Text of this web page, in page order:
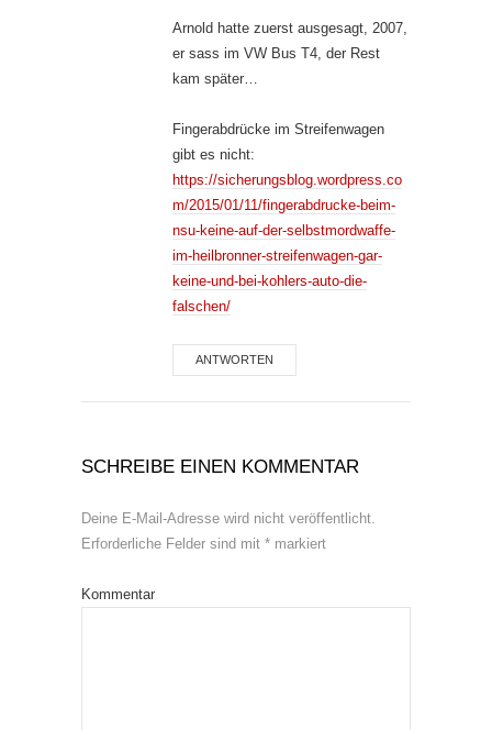
Arnold hatte zuerst ausgesagt, 2007,
er sass im VW Bus T4, der Rest
kam später…
Fingerabdrücke im Streifenwagen
gibt es nicht:
https://sicherungsblog.wordpress.co
m/2015/01/11/fingerabdrucke-beim-
nsu-keine-auf-der-selbstmordwaffe-
im-heilbronner-streifenwagen-gar-
keine-und-bei-kohlers-auto-die-
falschen/
ANTWORTEN
SCHREIBE EINEN KOMMENTAR
Deine E-Mail-Adresse wird nicht veröffentlicht.
Erforderliche Felder sind mit * markiert
Kommentar